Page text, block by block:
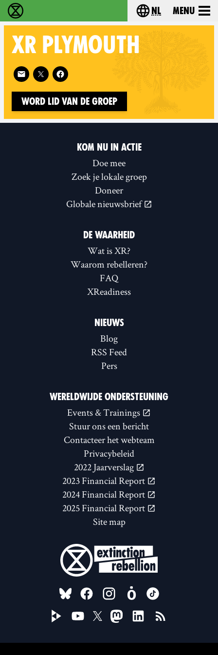
Extinction Rebellion - Home Choose your
nl Menu
XR PLYMOUTH
Follow XR Plymouth on
Word lid van de groep
KOM NU IN ACTIE
Doe mee
Zoek je lokale groep
Doneer
Globale nieuwsbrief
DE WAARHEID
Wat is XR?
Waarom rebelleren?
FAQ
XReadiness
NIEUWS
Blog
RSS Feed
Pers
WERELDWIJDE ONDERSTEUNING
Events & Trainings
Stuur ons een bericht
Contacteer het webteam
Privacybeleid
2022 Jaarverslag
2023 Financial Report
2024 Financial Report
2025 Financial Report
Site map
FOLLOW US ON